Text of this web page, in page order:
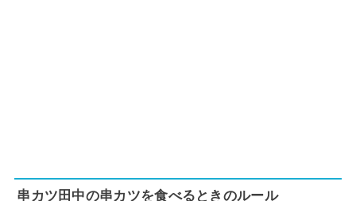
串カツ田中の串カツを食べるときのルール